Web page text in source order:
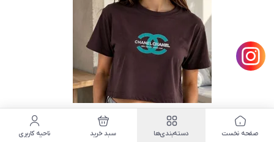
کراپ تک کد ۲۵۷۲
3
صفحه نخست دسته‌بندی‌ها سبد خرید ناحیه کاربری